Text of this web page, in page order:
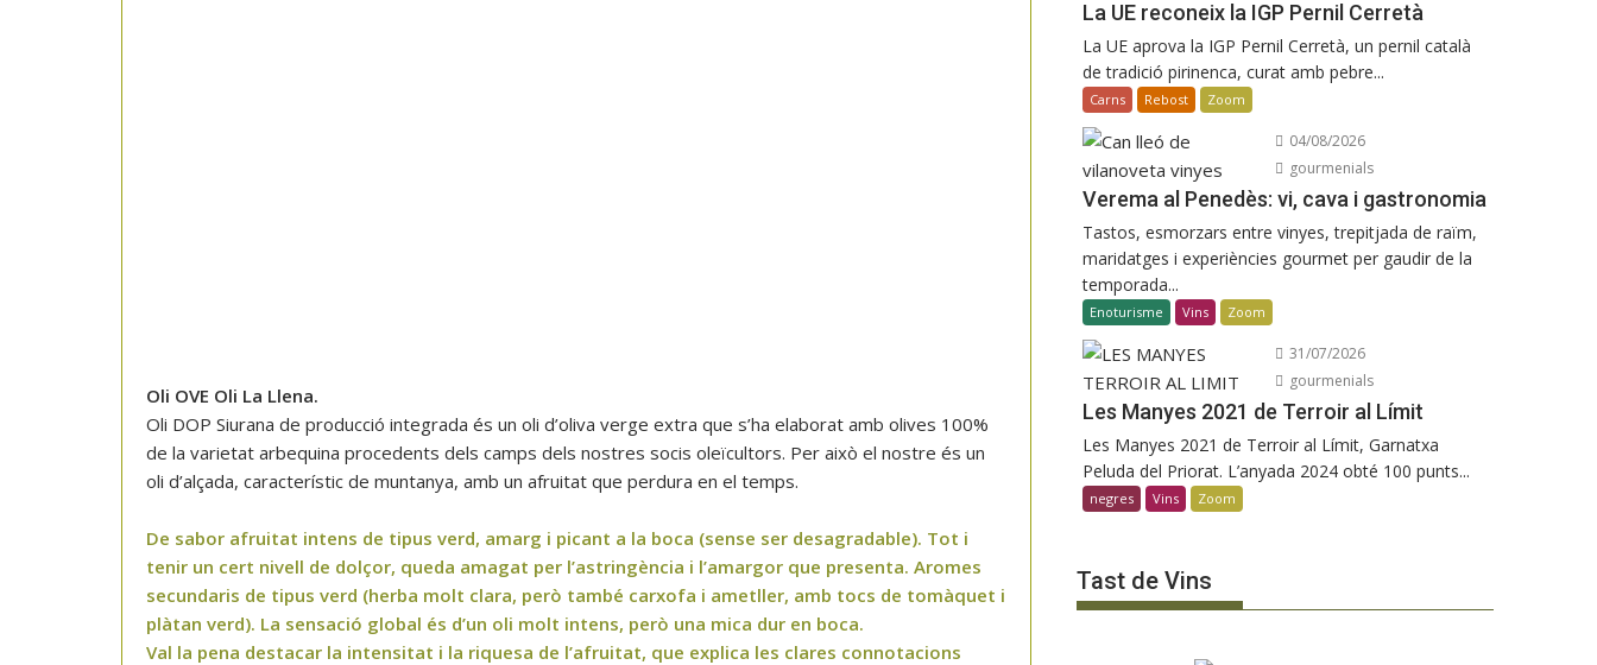
Oli OVE Oli La Llena.
Oli DOP Siurana de producció integrada és un oli d’oliva verge extra que s’ha elaborat amb olives 100%
de la varietat arbequina procedents dels camps dels nostres socis oleïcultors. Per això el nostre és un
oli d’alçada, característic de muntanya, amb un afruitat que perdura en el temps.
De sabor afruitat intens de tipus verd, amarg i picant a la boca (sense ser desagradable). Tot i
tenir un cert nivell de dolçor, queda amagat per l’astringència i l’amargor que presenta. Aromes
secundaris de tipus verd (herba molt clara, però també carxofa i ametller, amb tocs de tomàquet i
plàtan verd). La sensació global és d’un oli molt intens, però una mica dur en boca.
Val la pena destacar la intensitat i la riquesa de l’afruitat, que explica les clares connotacions
La UE reconeix la IGP Pernil Cerretà
La UE aprova la IGP Pernil Cerretà, un pernil català
de tradició pirinenca, curat amb pebre...
Carns Rebost Zoom
04/08/2026
gourmenials
Verema al Penedès: vi, cava i gastronomia
Tastos, esmorzars entre vinyes, trepitjada de raïm,
maridatges i experiències gourmet per gaudir de la
temporada...
Enoturisme Vins Zoom
31/07/2026
gourmenials
Les Manyes 2021 de Terroir al Límit
Les Manyes 2021 de Terroir al Límit, Garnatxa
Peluda del Priorat. L’anyada 2024 obté 100 punts...
negres Vins Zoom
Tast de Vins